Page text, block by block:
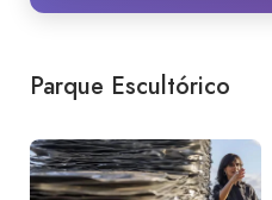
Parque Escultórico